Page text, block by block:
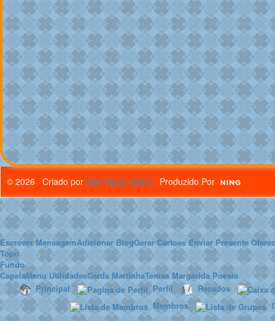
© 2026 Criado por Adul Rodri (Adm) Produzido Por
Escrever MensagemAdicionar BlogGerar Cartoes Enviar Presente
Topo
Fundo
CapelaMenu UtilidadesCards MartinhaTemas Margarida Poesia
Principal
Perfil
Recados
Membros